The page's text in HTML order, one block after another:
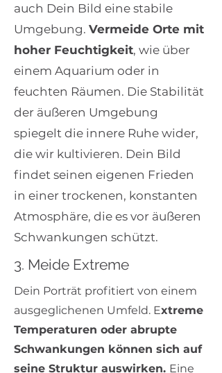
auch Dein Bild eine stabile
Umgebung. Vermeide Orte mit
hoher Feuchtigkeit, wie über
einem Aquarium oder in
feuchten Räumen. Die Stabilität
der äußeren Umgebung
spiegelt die innere Ruhe wider,
die wir kultivieren. Dein Bild
findet seinen eigenen Frieden
in einer trockenen, konstanten
Atmosphäre, die es vor äußeren
Schwankungen schützt.
3. Meide Extreme
Dein Porträt profitiert von einem
ausgeglichenen Umfeld. Extreme
Temperaturen oder abrupte
Schwankungen können sich auf
seine Struktur auswirken. Eine